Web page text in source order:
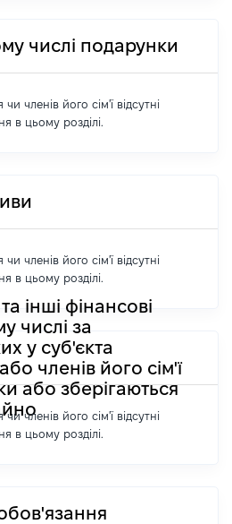
числі подарунки
членів його сім'ї відсутні
в цьому розділі.
членів його сім'ї відсутні
в цьому розділі.
інші фінансові
числі за
у суб'єкта
членів його сім'ї
або зберігаються
членів його сім'ї відсутні
в цьому розділі.